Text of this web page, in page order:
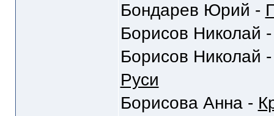
Бондарев Юрий -
Борисов Николай
Борисов Николай
Руси
Борисова Анна -